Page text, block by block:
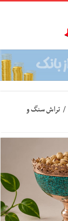
/ تراش سنگ و